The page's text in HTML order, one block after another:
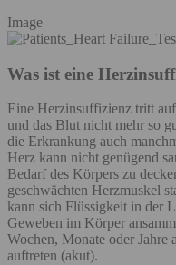
Image
Was ist eine
Eine Herzinsuffizienz tritt
und das Blut nicht mehr so
die Erkrankung auch
Herz kann nicht genügend
Bedarf des Körpers zu
geschwächten Herzmuskel
kann sich Flüssigkeit in der
Geweben im Körper
Wochen, Monate oder Jahre
auftreten (akut).